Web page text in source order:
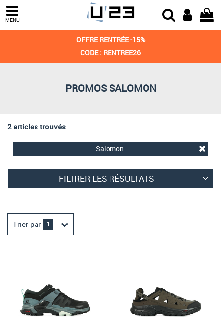
MENU
OFFRE RENTRÉE -15%
CODE : RENTREE26
PROMOS SALOMON
2 articles trouvés
Salomon
FILTRER LES RÉSULTATS
Trier par 1
Trier par
Derniers arrivages